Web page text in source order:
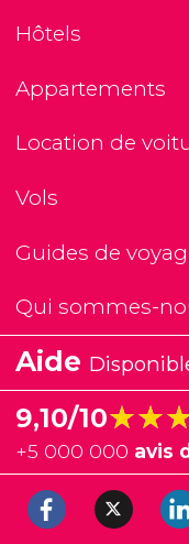
Hôtels
Appartements
Location de
Vols
Guides de
Qui sommes-
Aide
9,10/10
+5 000 000 avis